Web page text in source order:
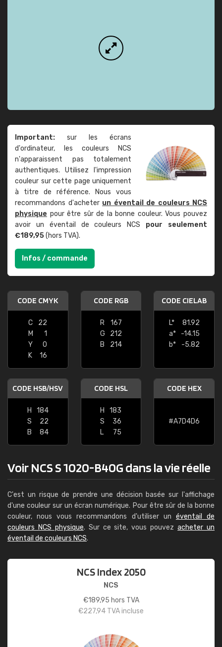
Important: sur les écrans
d'ordinateur, les couleurs NCS
n'apparaissent pas totalement
authentiques. Utilisez l'impression
couleur sur cette page uniquement
à titre de référence. Nous vous
recommandons d'acheter un éventail de couleurs NCS
physique pour être sûr de la bonne couleur. Vous pouvez
avoir un éventail de couleurs NCS pour seulement
€189,95(hors TVA).
Infos / commande
CODE CMYK
C
22
M
1
Y
0
K
16
CODE RGB
R
167
G
212
B
214
CODE CIELAB
L*
81.92
a*
-14.15
b*
-5.82
CODE HSB/HSV
H
184
S
22
B
84
CODE HSL
H
183
S
36
L
75
CODE HEX
#A7D4D6
Voir NCS S 1020-B40G dans la vie réelle
C'est un risque de prendre une décision basée sur l'affichage
d'une couleur sur un écran numérique. Pour être sûr de la bonne
couleur, nous vous recommandons d'utiliser un éventail de
couleurs NCS physique. Sur ce site, vous pouvezacheter un
éventail de couleurs NCS.
NCS Index 2050
NCS
€189,95 hors TVA
€227,94 TVA incluse